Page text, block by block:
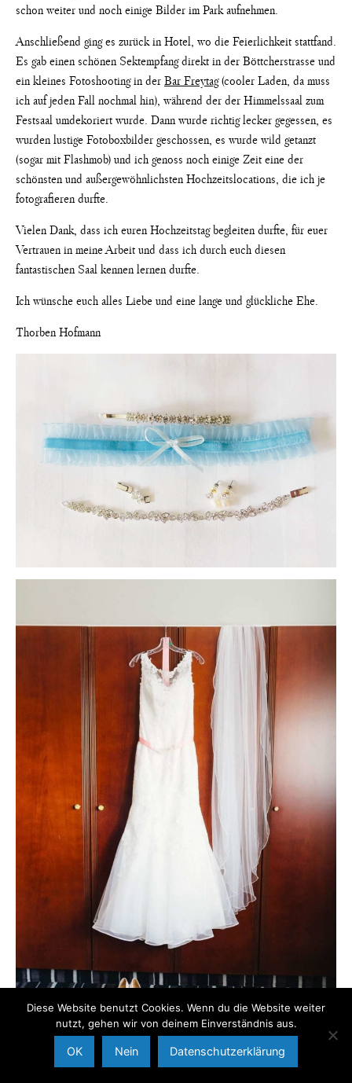
schon weiter und noch einige Bilder im Park aufnehmen.
Anschließend ging es zurück in Hotel, wo die Feierlichkeit stattfand.
Es gab einen schönen Sektempfang direkt in der Böttcherstrasse und
ein kleines Fotoshooting in der Bar Freytag(cooler Laden, da muss
ich auf jeden Fall nochmal hin), während der der Himmelssaal zum
Festsaal umdekoriert wurde. Dann wurde richtig lecker gegessen, es
wurden lustige Fotoboxbilder geschossen, es wurde wild getanzt
(sogar mit Flashmob) und ich genoss noch einige Zeit eine der
schönsten und außergewöhnlichsten Hochzeitslocations, die ich je
fotografieren durfte.
Vielen Dank, dass ich euren Hochzeitstag begleiten durfte, für euer
Vertrauen in meine Arbeit und dass ich durch euch diesen
fantastischen Saal kennen lernen durfte.
Ich wünsche euch alles Liebe und eine lange und glückliche Ehe.
Thorben Hofmann
Diese Website benutzt Cookies. Wenn du die Website weiter
nutzt, gehen wir von deinem Einverständnis aus.
OK Nein Datenschutzerklärung